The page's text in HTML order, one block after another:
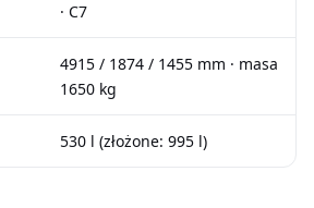
· C7
4915 / 1874 / 1455 mm · masa
1650 kg
530 l (złożone: 995 l)